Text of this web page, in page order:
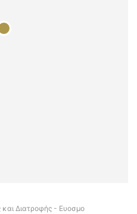
Διατροφής - Ευοσμο